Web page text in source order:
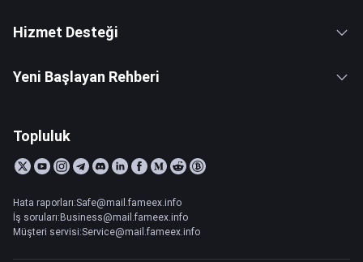
Hizmet Desteği
Yeni Başlayan Rehberi
Topluluk
Hata raporları:Safe@mail.fameex.info
İş soruları:Business@mail.fameex.info
Müşteri servisi:Service@mail.fameex.info